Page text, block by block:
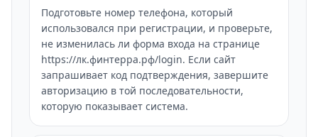
Подготовьте номер телефона, который
использовался при регистрации, и проверьте,
не изменилась ли форма входа на странице
https://лк.финтерра.рф/login. Если сайт
запрашивает код подтверждения, завершите
авторизацию в той последовательности,
которую показывает система.